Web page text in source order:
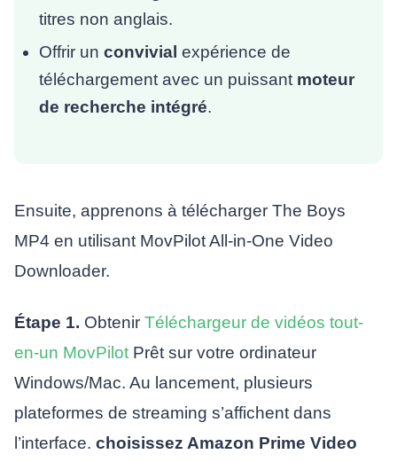
titres non anglais.
Offrir unconvivial expérience de
téléchargement avec un puissant moteur
de recherche intégré.
Ensuite, apprenons à télécharger The Boys
MP4 en utilisant MovPilot All-in-One Video
Downloader.
Étape 1. Obtenir Téléchargeur de vidéos tout-
en-un MovPilotPrêt sur votre ordinateur
Windows/Mac. Au lancement, plusieurs
plateformes de streaming s’affichent dans
l’interface. choisissez Amazon Prime Video